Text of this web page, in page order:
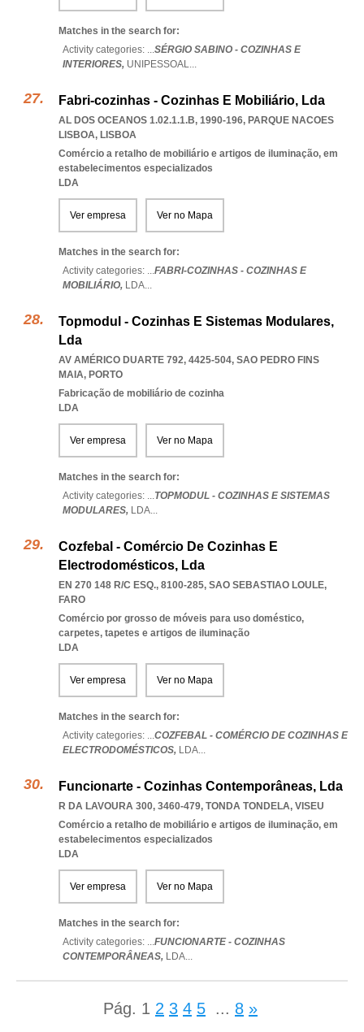
Matches in the search for:
Activity categories: ...SÉRGIO SABINO - COZINHAS E
INTERIORES, UNIPESSOAL...
Fabri-cozinhas - Cozinhas E Mobiliário, Lda
AL DOS OCEANOS 1.02.1.1.B, 1990-196, PARQUE NACOES
LISBOA, LISBOA
Comércio a retalho de mobiliário e artigos de iluminação, em
estabelecimentos especializados
LDA
Ver empresa Ver no Mapa
Matches in the search for:
Activity categories: ...FABRI-COZINHAS - COZINHAS E
MOBILIÁRIO, LDA...
Topmodul - Cozinhas E Sistemas Modulares,
Lda
AV AMÉRICO DUARTE 792, 4425-504, SAO PEDRO FINS
MAIA, PORTO
Fabricação de mobiliário de cozinha
LDA
Ver empresa Ver no Mapa
Matches in the search for:
Activity categories: ...TOPMODUL - COZINHAS E SISTEMAS
MODULARES, LDA...
Cozfebal - Comércio De Cozinhas E
Electrodomésticos, Lda
EN 270 148 R/C ESQ., 8100-285, SAO SEBASTIAO LOULE,
FARO
Comércio por grosso de móveis para uso doméstico,
carpetes, tapetes e artigos de iluminação
LDA
Ver empresa Ver no Mapa
Matches in the search for:
Activity categories: ...COZFEBAL - COMÉRCIO DE COZINHAS E
ELECTRODOMÉSTICOS, LDA...
Funcionarte - Cozinhas Contemporâneas, Lda
R DA LAVOURA 300, 3460-479, TONDA TONDELA, VISEU
Comércio a retalho de mobiliário e artigos de iluminação, em
estabelecimentos especializados
LDA
Ver empresa Ver no Mapa
Matches in the search for:
Activity categories: ...FUNCIONARTE - COZINHAS
CONTEMPORÂNEAS, LDA...
Pág. 1 2 3 4 5 ... 8 »